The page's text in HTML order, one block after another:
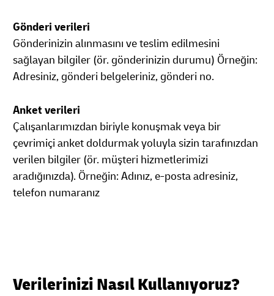
Gönderi verileri
Gönderinizin alınmasını ve teslim edilmesini
sağlayan bilgiler (ör. gönderinizin durumu) Örneğin:
Adresiniz, gönderi belgeleriniz, gönderi no.
Anket verileri
Çalışanlarımızdan biriyle konuşmak veya bir
çevrimiçi anket doldurmak yoluyla sizin tarafınızdan
verilen bilgiler (ör. müşteri hizmetlerimizi
aradığınızda). Örneğin: Adınız, e-posta adresiniz,
telefon numaranız
Verilerinizi Nasıl Kullanıyoruz?